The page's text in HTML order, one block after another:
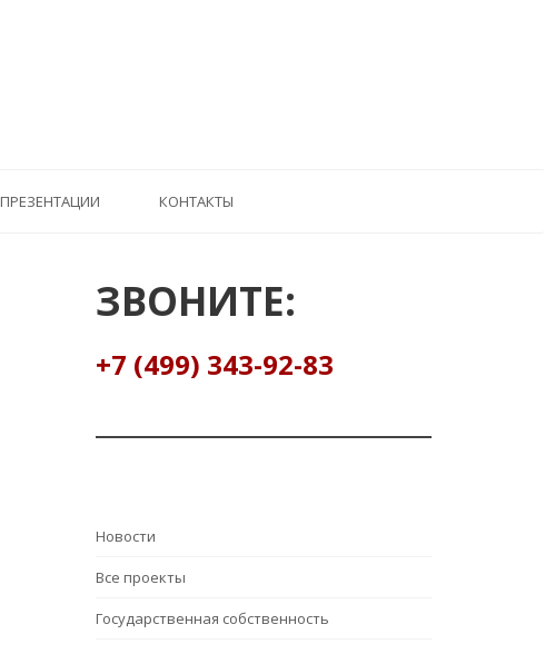
ПРЕЗЕНТАЦИИ КОНТАКТЫ
ЗВОНИТЕ:
+7 (499) 343-92-83
Hовости
Все проекты
Государственная собственность